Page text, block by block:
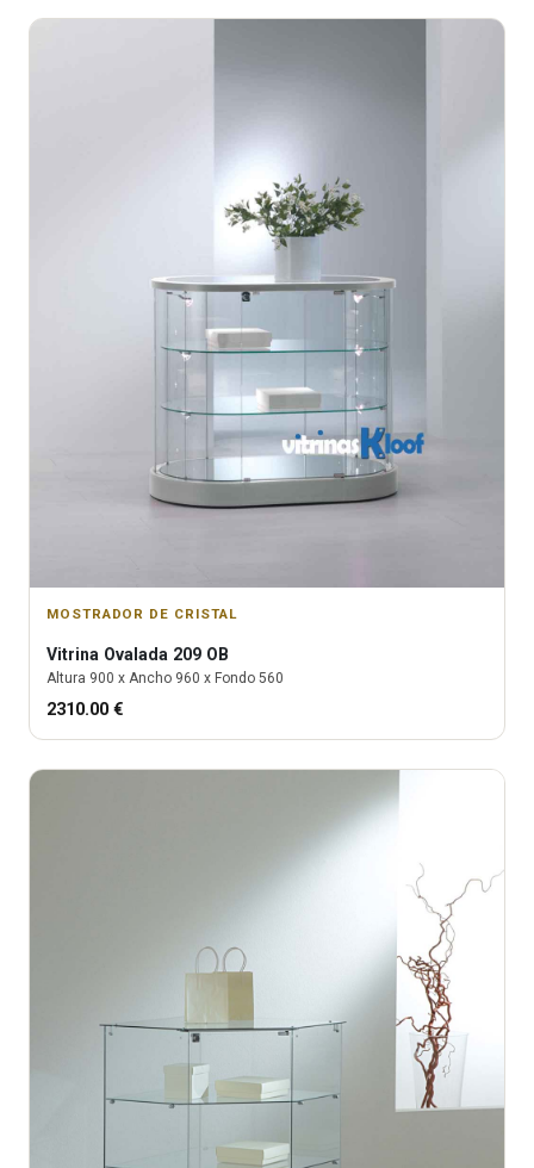
MOSTRADOR DE CRISTAL
Vitrina Ovalada 209 OB
Altura 900 x Ancho 960 x Fondo 560
2310.00 €